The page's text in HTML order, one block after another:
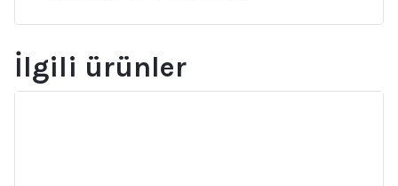
İlgili ürünler